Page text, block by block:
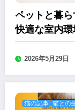
ペットと暮
快適な室内
2026年5月29日
猫の記事 猫との